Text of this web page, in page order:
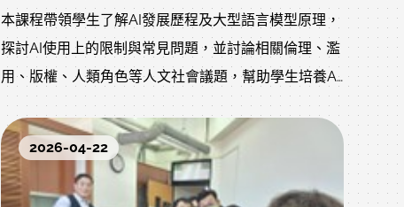
本課程帶領學生了解AI發展歷程及大型語言模型原理，
探討AI使用上的限制與常見問題，並討論相關倫理、濫
用、版權、人類角色等人文社會議題，幫助學生培養AI
時代自學能力，學習利用AI來完成未來職場可能需要產
出的書面文件(文書軟體如WORD)、圖片(Canva)、影片
(Cap-cut, Power-director, etc.)、數據處理分析
(Excel)、問卷(Google Workstation)等等，培養人機合
2026-04-22